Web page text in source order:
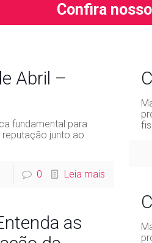
Confira
Abril –
fundamental para
junto ao
0 Leia mais
as